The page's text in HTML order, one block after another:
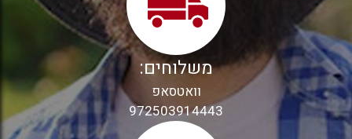
משלוחים:
וואטסאפ
972503914443